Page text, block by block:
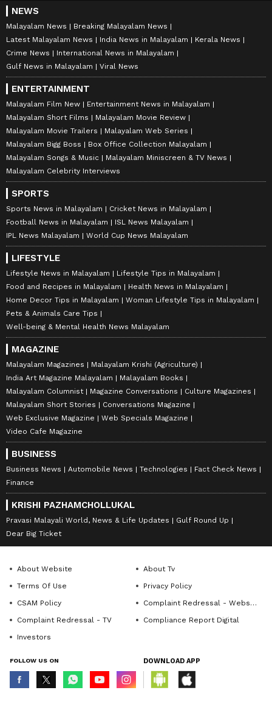
NEWS
Malayalam News
Breaking Malayalam News
Latest Malayalam News
India News in Malayalam
Kerala News
Crime News
International News in Malayalam
Gulf News in Malayalam
Viral News
ENTERTAINMENT
Malayalam Film New
Entertainment News in Malayalam
Malayalam Short Films
Malayalam Movie Review
Malayalam Movie Trailers
Malayalam Web Series
Malayalam Bigg Boss
Box Office Collection Malayalam
Malayalam Songs & Music
Malayalam Miniscreen & TV News
Malayalam Celebrity Interviews
SPORTS
Sports News in Malayalam
Cricket News in Malayalam
Football News in Malayalam
ISL News Malayalam
IPL News Malayalam
World Cup News Malayalam
LIFESTYLE
Lifestyle News in Malayalam
Lifestyle Tips in Malayalam
Food and Recipes in Malayalam
Health News in Malayalam
Home Decor Tips in Malayalam
Woman Lifestyle Tips in Malayalam
Pets & Animals Care Tips
Well-being & Mental Health News Malayalam
MAGAZINE
Malayalam Magazines
Malayalam Krishi (Agriculture)
India Art Magazine Malayalam
Malayalam Books
Malayalam Columnist
Magazine Conversations
Culture Magazines
Malayalam Short Stories
Conversations Magazine
Web Exclusive Magazine
Web Specials Magazine
Video Cafe Magazine
BUSINESS
Business News Automobile News Technologies
Fact Check News
Finance
KRISHI PAZHAMCHOLLUKAL
Pravasi Malayali World, News & Life Updates
Gulf Round Up
Dear Big Ticket
About Website
About Tv
Terms Of Use
Privacy Policy
CSAM Policy
Complaint Redressal - Website
Complaint Redressal - TV
Compliance Report Digital
Investors
FOLLOW US ON DOWNLOAD APP